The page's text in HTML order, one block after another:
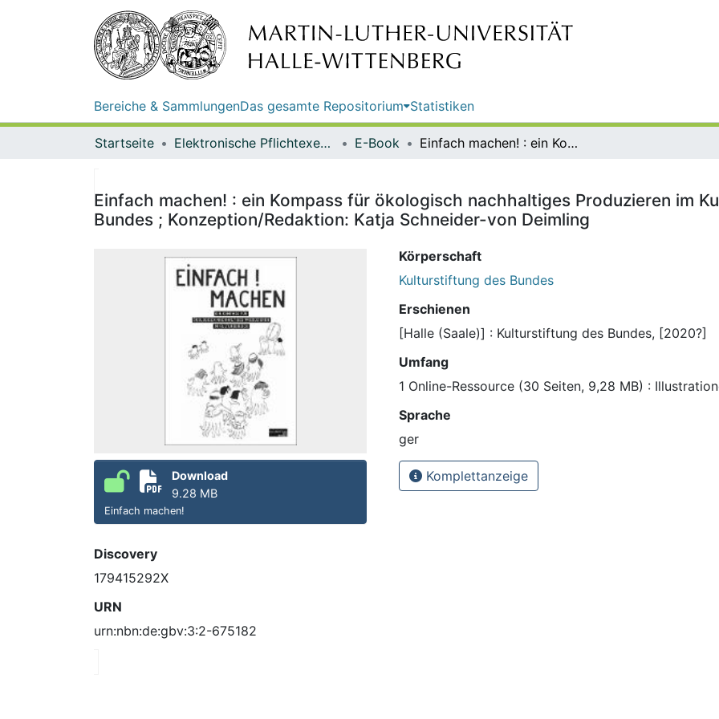
Bereiche & SammlungenDas gesamte Repositorium Statistiken
Startseite Elektronische Pflichtexemplare E-Book Einfach machen! : ein Kompass für ökologisch nachhaltiges Produzieren im Kulturbereich / Kulturstiftung des Bundes ; Konzeption/Redaktion: Katja Schneider-von Deimling
Einfach machen! : ein Kompass für ökologisch nachhaltiges Produzieren im
Bundes ; Konzeption/Redaktion: Katja Schneider-von Deimling
Download
9.28 MB
Einfach machen!
Discovery
179415292X
URN
urn:nbn:de:gbv:3:2-675182
Körperschaft
Kulturstiftung des Bundes
Erschienen
[Halle (Saale)] : Kulturstiftung des Bundes, [2020?]
Umfang
1 Online-Ressource (30 Seiten, 9,28 MB) :
Sprache
ger
Komplettanzeige